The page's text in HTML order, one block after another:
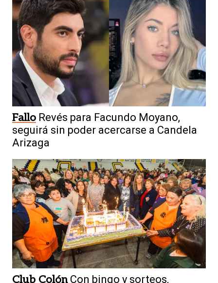
Fallo Revés para Facundo Moyano,
seguirá sin poder acercarse a Candela
Arizaga
Club Colón Con bingo y sorteos,